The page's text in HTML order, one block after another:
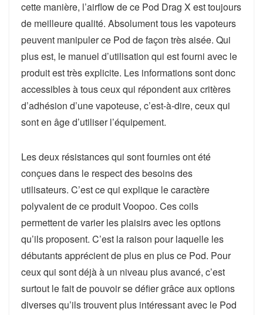
cette manière, l’airflow de ce Pod Drag X est toujours
de meilleure qualité. Absolument tous les vapoteurs
peuvent manipuler ce Pod de façon très aisée. Qui
plus est, le manuel d’utilisation qui est fourni avec le
produit est très explicite. Les informations sont donc
accessibles à tous ceux qui répondent aux critères
d’adhésion d’une vapoteuse, c’est-à-dire, ceux qui
sont en âge d’utiliser l’équipement.
Les deux résistances qui sont fournies ont été
conçues dans le respect des besoins des
utilisateurs. C’est ce qui explique le caractère
polyvalent de ce produit Voopoo. Ces coils
permettent de varier les plaisirs avec les options
qu’ils proposent. C’est la raison pour laquelle les
débutants apprécient de plus en plus ce Pod. Pour
ceux qui sont déjà à un niveau plus avancé, c’est
surtout le fait de pouvoir se défier grâce aux options
diverses qu’ils trouvent plus intéressant avec le Pod